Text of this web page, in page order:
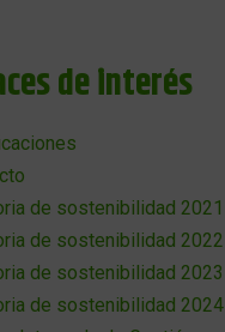
de interés
de sostenibilidad 2021
de sostenibilidad 2022
de sostenibilidad 2023
de sostenibilidad 2024